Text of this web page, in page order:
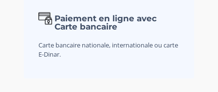
Paiement en ligne avec
Carte bancaire
Carte bancaire nationale, internationale ou carte
E-Dinar.